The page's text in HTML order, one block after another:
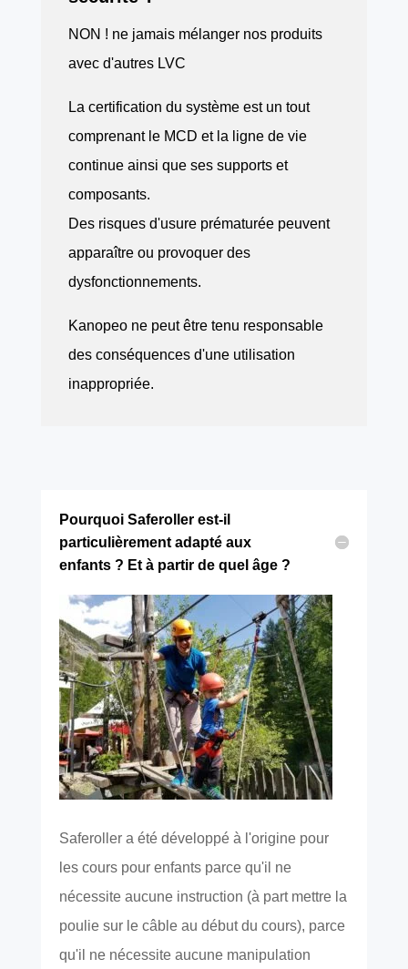
NON ! ne jamais mélanger nos produits
avec d'autres LVC
La certification du système est un tout
comprenant le MCD et la ligne de vie
continue ainsi que ses supports et
composants.
Des risques d'usure prématurée peuvent
apparaître ou provoquer des
dysfonctionnements.
Kanopeo ne peut être tenu responsable
des conséquences d'une utilisation
inappropriée.
Pourquoi Saferoller est-il
particulièrement adapté aux
enfants ? Et à partir de quel âge ?
Saferoller a été développé à l'origine pour
les cours pour enfants parce qu'il ne
nécessite aucune instruction (à part mettre la
poulie sur le câble au début du cours), parce
qu'il ne nécessite aucune manipulation